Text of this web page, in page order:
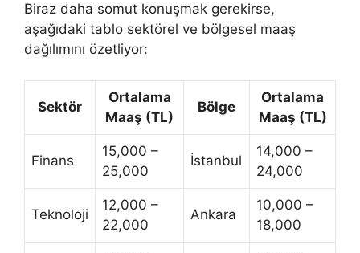
Biraz daha somut konuşmak gerekirse,
aşağıdaki tablo sektörel ve bölgesel maaş
dağılımını özetliyor:
Sektör
Ortalama
Maaş (TL)
Bölge
Ortalama
Maaş (TL)
Finans
15,000 –
25,000
İstanbul
14,000 –
24,000
Teknoloji
12,000 –
22,000
Ankara
10,000 –
18,000